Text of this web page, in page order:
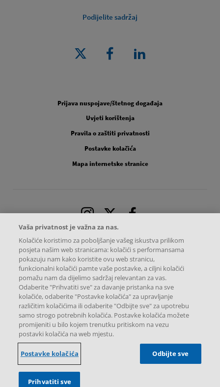
Podijelite sadržaj
Prijava nuspojave/štetnog događaja
Uvjeti korištenja
Pravila o zaštiti privatnosti
Postavke kolačića
Mapa internetske stranice
Instagram
X Facebook
Novartis Hrvatska d.o.o. – Sva autorska prava pridržana.
Radnička cesta 37B, 10 000, Zagreb, Hrvatska
Ova internetska stranica namijenjena je isključivo korisnicima u Republici
Vaša privatnost je važna za nas.
Kolačiće koristimo za poboljšanje vašeg iskustva prilikom
posjeta našim web stranicama: kolačići s performansama
pokazuju nam kako koristite ovu web stranicu,
funkcionalni kolačići pamte vaše postavke, a ciljni kolačići
pomažu nam da dijelimo sadržaj relevantan za vas.
Odaberite "Prihvatiti sve" za davanje pristanka na sve
kolačiće, odaberite "Postavke kolačića" za upravljanje
različitim kolačićima ili odaberite "Odbijte sve" za upotrebu
samo strogo potrebnih kolačića. Postavke kolačića možete
promijeniti u bilo kojem trenutku pritiskom na vezu
postavki kolačića na web mjestu.
Postavke kolačića Odbijte sve
Prihvatiti sve